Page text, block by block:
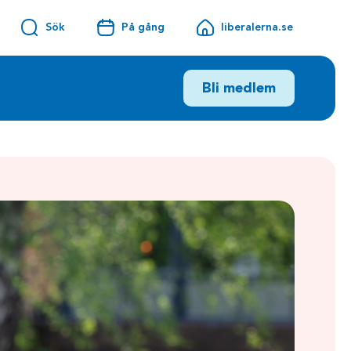
Sök På gång liberalerna.se
Bli medlem